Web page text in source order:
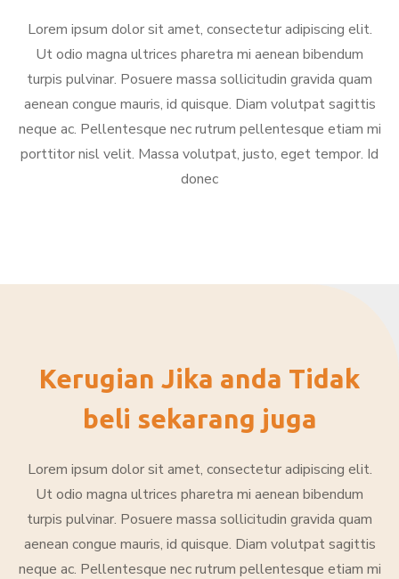
Lorem ipsum dolor sit amet, consectetur adipiscing elit.
Ut odio magna ultrices pharetra mi aenean bibendum
turpis pulvinar. Posuere massa sollicitudin gravida quam
aenean congue mauris, id quisque. Diam volutpat sagittis
neque ac. Pellentesque nec rutrum pellentesque etiam mi
porttitor nisl velit. Massa volutpat, justo, eget tempor. Id
donec
Kerugian Jika anda Tidak
beli sekarang juga
Lorem ipsum dolor sit amet, consectetur adipiscing elit.
Ut odio magna ultrices pharetra mi aenean bibendum
turpis pulvinar. Posuere massa sollicitudin gravida quam
aenean congue mauris, id quisque. Diam volutpat sagittis
neque ac. Pellentesque nec rutrum pellentesque etiam mi